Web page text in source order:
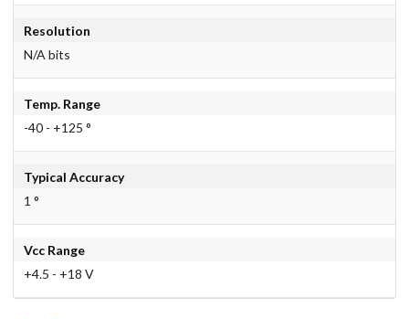
Resolution
N/A bits
Temp. Range
-40 - +125 °
Typical Accuracy
1 °
Vcc Range
+4.5 - +18 V